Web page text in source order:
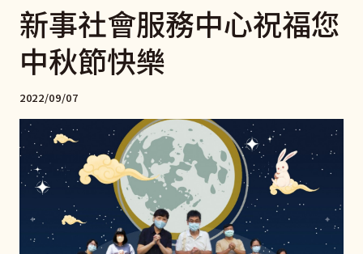
新事社會服務中心祝福您
中秋節快樂
2022/09/07